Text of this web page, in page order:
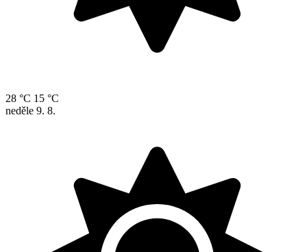
28 °C 15 °C
neděle 9. 8.